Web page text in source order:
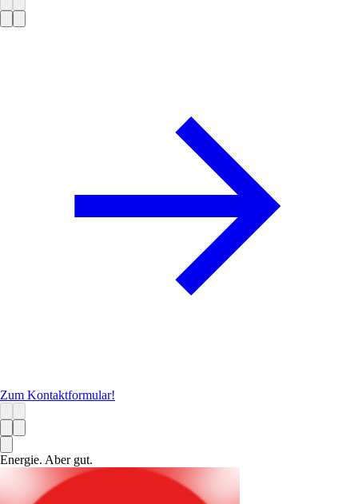
Zum Kontaktformular!
Energie. Aber gut.